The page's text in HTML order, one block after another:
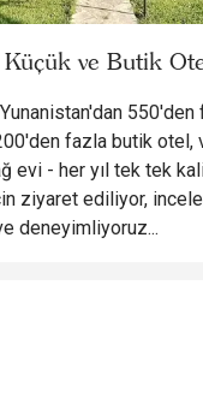
Küçük ve Butik
550'den
fazla butik otel,
evi - her yıl tek tek
ziyaret ediliyor,
deneyimliyoruz...